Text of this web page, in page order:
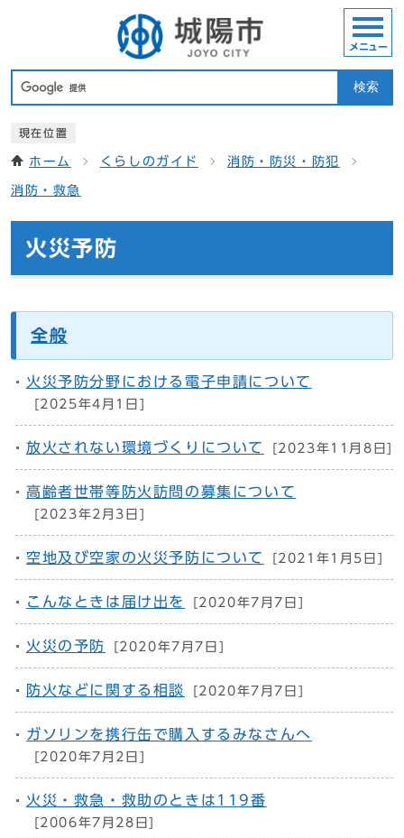
検索
メニュー
現在位置
ホーム くらしのガイド 消防・防災・防犯
消防・救急
火災予防
全般
火災予防分野における電子申請について
[2025年4月1日]
放火されない環境づくりについて [2023年11月8日]
高齢者世帯等防火訪問の募集について
[2023年2月3日]
空地及び空家の火災予防について [2021年1月5日]
こんなときは届け出を [2020年7月7日]
火災の予防 [2020年7月7日]
防火などに関する相談 [2020年7月7日]
ガソリンを携行缶で購入するみなさんへ
[2020年7月2日]
火災・救急・救助のときは119番
[2006年7月28日]